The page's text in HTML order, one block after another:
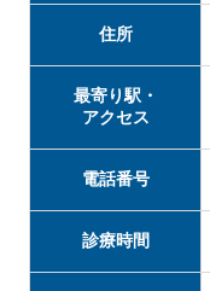
住所
最寄り駅・
アクセス
電話番号
診療時間